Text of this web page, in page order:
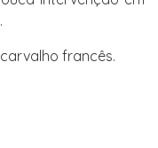
francês.